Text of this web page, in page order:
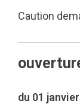
Caution
du 01